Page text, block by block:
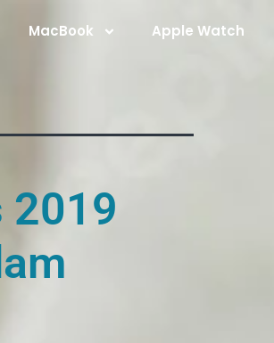
MacBook Apple Watch
2019